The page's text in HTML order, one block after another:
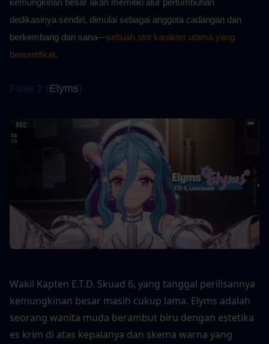
kemungkinan besar akan memiliki alur pertumbuhan
dedikasinya sendiri, dimulai sebagai anggota cadangan dan
berkembang dari sana—sebuah slot karakter utama yang
bersertifikat.
Fase 2 (Elyms)
Wakil Kapten E.T.D. Skuad 6, yang tanggal perilisannya
kemungkinan besar masih cukup lama. Elyms adalah
seorang wanita muda berambut biru dengan estetika
es krim di atas kepalanya dan skema warna yang